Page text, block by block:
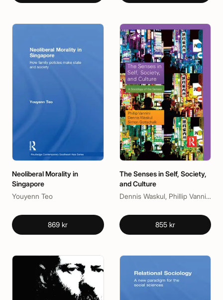
Neoliberal Morality in
Singapore
Youyenn Teo
869 kr
The Senses in Self, Society,
and Culture
Dennis Waskul, Phillip Vannini, Simon Gottschalk
855 kr